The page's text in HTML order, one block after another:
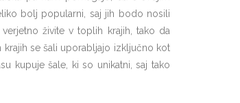
bolj popularni, saj jih bodo nosili
živite v toplih krajih, tako da
se šali uporabljajo izključno kot
kupuje šale, ki so unikatni, saj tako